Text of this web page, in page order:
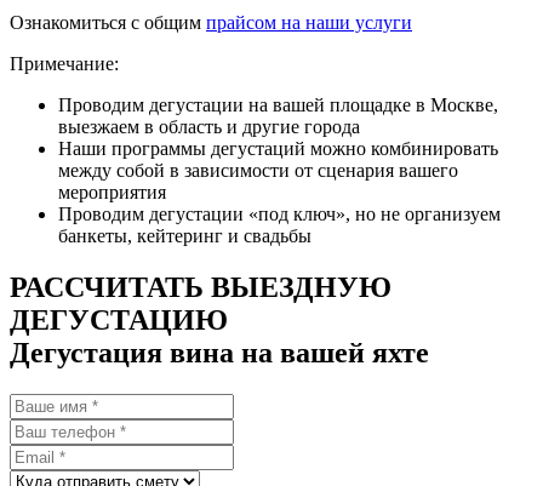
Ознакомиться с общим прайсом на наши услуги
Примечание:
Проводим дегустации на вашей площадке в Москве,
выезжаем в область и другие города
Наши программы дегустаций можно комбинировать
между собой в зависимости от сценария вашего
мероприятия
Проводим дегустации «под ключ», но не организуем
банкеты, кейтеринг и свадьбы
РАССЧИТАТЬ ВЫЕЗДНУЮ
ДЕГУСТАЦИЮ
Дегустация вина на вашей яхте